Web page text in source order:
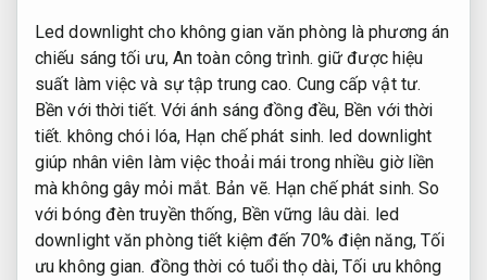
Led downlight cho không gian văn phòng là phương án
chiếu sáng tối ưu, An toàn công trình. giữ được hiệu
suất làm việc và sự tập trung cao. Cung cấp vật tư.
Bền với thời tiết. Với ánh sáng đồng đều, Bền với thời
tiết. không chói lóa, Hạn chế phát sinh. led downlight
giúp nhân viên làm việc thoải mái trong nhiều giờ liền
mà không gây mỏi mắt. Bản vẽ. Hạn chế phát sinh. So
với bóng đèn truyền thống, Bền vững lâu dài. led
downlight văn phòng tiết kiệm đến 70% điện năng, Tối
ưu không gian. đồng thời có tuổi thọ dài,Tối ưu không